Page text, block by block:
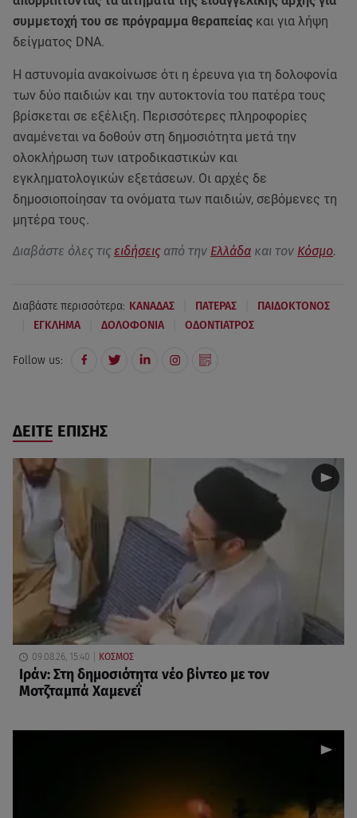
συμμετοχή του σε πρόγραμμα θεραπείας και για λήψη
δείγματος DNA.
Η αστυνομία ανακοίνωσε ότι η έρευνα για τη δολοφονία
των δύο παιδιών και την αυτοκτονία του πατέρα τους
βρίσκεται σε εξέλιξη. Περισσότερες πληροφορίες
αναμένεται να δοθούν στη δημοσιότητα μετά την
ολοκλήρωση των ιατροδικαστικών και
εγκληματολογικών εξετάσεων. Οι αρχές δε
δημοσιοποίησαν τα ονόματα των παιδιών, σεβόμενες τη
μητέρα τους.
Διαβάστε όλες τις ειδήσεις από την Ελλάδα και τον Κόσμο.
Διαβάστε περισσότερα: ΚΑΝΑΔΑΣ ΠΑΤΕΡΑΣ ΠΑΙΔΟΚΤΟΝΟΣ
ΕΓΚΛΗΜΑ ΔΟΛΟΦΟΝΙΑ ΟΔΟΝΤΙΑΤΡΟΣ
Follow us:
ΔΕΙΤΕ ΕΠΙΣΗΣ
09.08.26, 15:40 ΚΟΣΜΟΣ
Ιράν: Στη δημοσιότητα νέο βίντεο με τον
Μοτζταμπά Χαμενεΐ